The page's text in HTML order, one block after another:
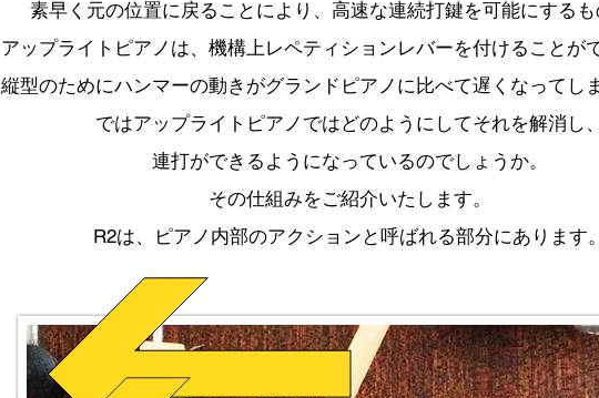
素早く元の位置に戻ることにより、高速な連続打鍵を可能にする
アップライトピアノ は、機構上レペティションレバーを付けることが
縦型のためにハンマーの動きがグランドピアノに比べて遅くなってし
ではアップライトピアノではどのようにしてそれを解消し
連打ができるようになっているのでしょうか。
その仕組みをご紹介いたします。
R2は、ピアノ内部のアクションと呼ばれる部分にあります